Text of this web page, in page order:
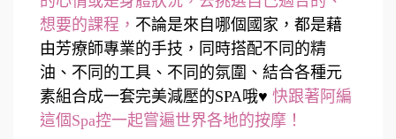
想要的課程， 不論是來自哪個國家，都是藉
由芳療師專業的手技，同時搭配不同的精
油、不同的工具、不同的氛圍、結合各種元
素組合成一套完美減壓的SPA哦♥ 快跟著阿編
這個Spa控一起嘗遍世界各地的按摩！